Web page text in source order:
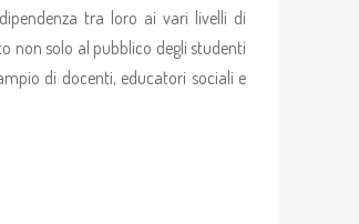
tra loro ai vari livelli di
non solo al pubblico degli studenti
di docenti, educatori sociali e